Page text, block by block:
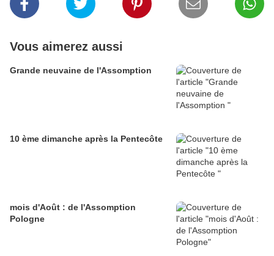
Vous aimerez aussi
Grande neuvaine de l'Assomption
10 ème dimanche après la Pentecôte
mois d'Août : de l'Assomption
Pologne